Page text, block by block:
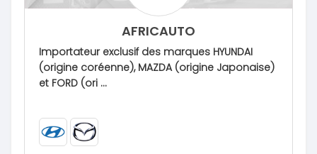
AFRICAUTO
Importateur exclusif des marques HYUNDAI
(origine coréenne), MAZDA (origine Japonaise)
et FORD (ori ...